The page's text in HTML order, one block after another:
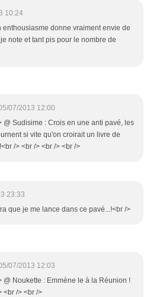
10:24
enthousiasme donne vraiment envie de
note et tant pis pour le nombre de
07/2013 12:00
@ Sudisime : Crois en une anti pavé, les
si vite qu'on croirait un livre de
/> <br /> <br /> <br />
23:33
que je me lance dans ce pavé...!<br />
07/2013 12:03
@ Noukette : Emmène le à la Réunion !
<br /> <br />